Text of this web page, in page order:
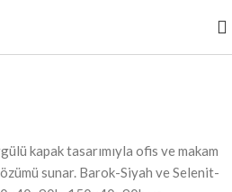
kapak tasarımıyla ofis ve makam
sunar. Barok-Siyah ve Selenit-